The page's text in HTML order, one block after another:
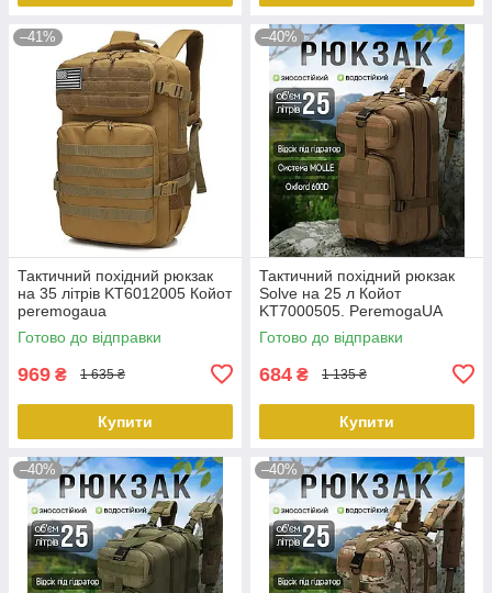
–41%
Тактичний похідний рюкзак
на 35 літрів KT6012005 Койот
peremogaua
Готово до відправки
969 ₴ 1 635 ₴
Купити
–40%
Тактичний похідний рюкзак
Solve на 25 л Койот
KT7000505. PeremogaUA
Готово до відправки
684 ₴ 1 135 ₴
Купити
–40% –40%